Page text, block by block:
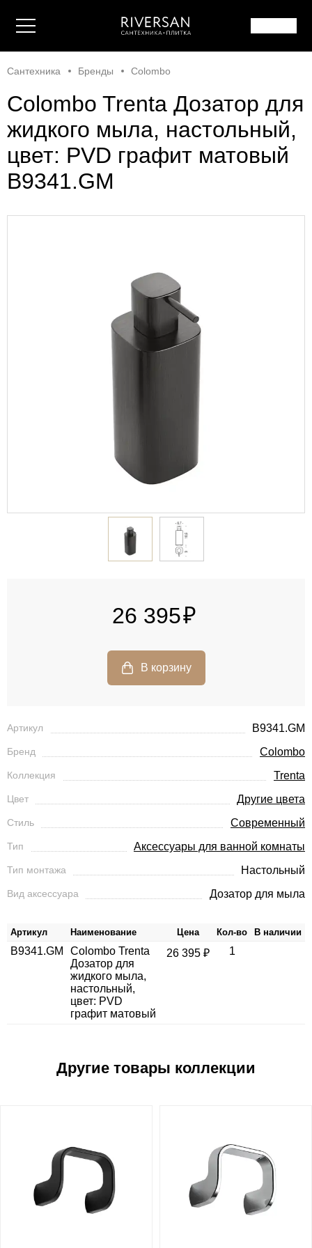
Сантехника Бренды Colombo
Colombo Trenta Дозатор для
жидкого мыла, настольный,
цвет: PVD графит матовый
B9341.GM
Артикул B9341.GM
Бренд Colombo
Коллекция Trenta
Цвет Другие цвета
Стиль Современный
Тип Аксессуары для ванной комнаты
Тип монтажа Настольный
Вид аксессуара Дозатор для мыла
26 395
Артикул Наименование Цена Кол-во В наличии
B9341.GM
Сolombo Trenta
Дозатор для
жидкого мыла,
настольный,
цвет: PVD
графит матовый
26 395 ₽ 1